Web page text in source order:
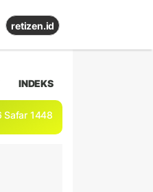
retizen.id
INDEKS
Safar 1448